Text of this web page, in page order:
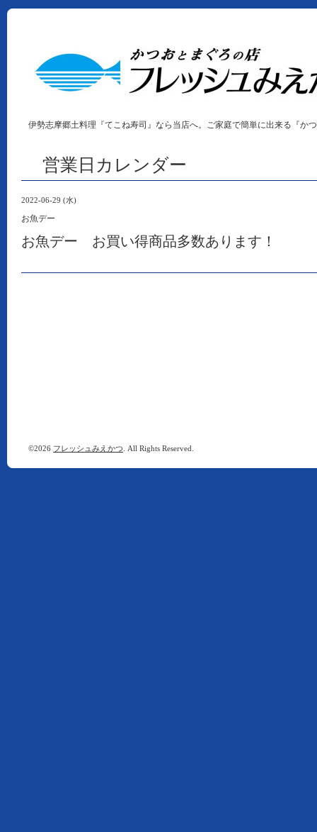
伊勢志摩郷土料理『てこね寿司』なら当店へ。ご家庭で簡単に出来る『か
営業日カレンダー
2022-06-29 (水)
お魚デー
お魚デー お買い得商品多数あります！
©2026 フレッシュみえかつ . All Rights Reserved.